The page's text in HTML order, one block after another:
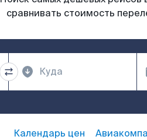
сравнивать стоимость
Календарь цен